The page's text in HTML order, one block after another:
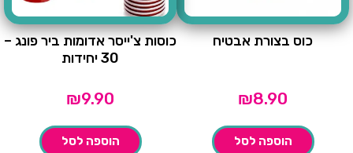
כוס בצורת אבטיח
₪8.90
הוספה לסל
כוסות צ'ייסר אדומות ביר פונג –
30 יחידות
₪9.90
הוספה לסל